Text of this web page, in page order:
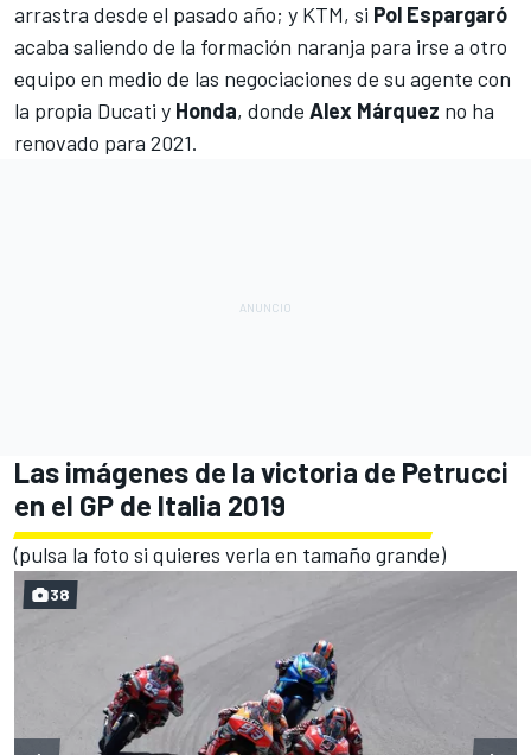
arrastra desde el pasado año; y KTM, si Pol Espargaró
acaba saliendo de la formación naranja para irse a otro
equipo en medio de las negociaciones de su agente con
la propia Ducati y Honda, donde Alex Márquez no ha
renovado para 2021.
Las imágenes de la victoria de Petrucci
en el GP de Italia 2019
(pulsa la foto si quieres verla en tamaño grande)
38